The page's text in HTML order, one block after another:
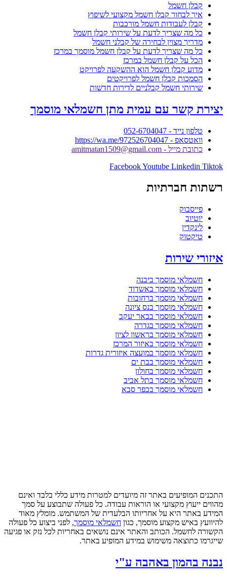
קבלן חשמל
איך לבחור קבלן חשמל מקצועי לשיפוץ
קבלן לעבודות חשמל מורכבות
כל מה שצריך לדעת על שירותי קבלן חשמל
מדריך מצוין לבחירה של קבלני חשמל
כל מה שצריך לדעת על קבלן חשמל מוסמך במרכז
הכל על קבלן חשמל במרכז
מדוע קבלן חשמל הוא ההשקעה לפרויקט
הסמכות קבלן חשמל לפרויקטים
שירותי חשמל קבלניים לדירות חדשות
יצירת קשר עם עמית מתן חשמלאי מוסמך
טלפון נייד - 052-6704047
וואטסאפ - https://wa.me/972526704047
כתובת מייל - amitmatan1509@gmail.com
FacebookYoutube Linkedin Tiktok
רשתות חברתיות
פייסבוק
יוטיוב
לינקדין
טיקטוק
איזורי שירות
חשמלאי מוסמך ביבנה
חשמלאי מוסמך באשדוד
חשמלאי מוסמך ברחובות
חשמלאי מוסמך בנס ציונה
חשמלאי מוסמך בבאר יעקב
חשמלאי מוסמך בגדרה
חשמלאי מוסמך בראשון לציון
חשמלאי מוסמך באיזור המרכז
חשמלאי מוסמך במועצה איזורית גדרות
חשמלאי מוסמך בבת ים
חשמלאי מוסמך בחולון
חשמלאי מוסמך בתל אביב
חשמלאי מוסמך בכפר סבא
התכנים המופיעים באתר זה מיועדים למטרות מידע כללי בלבד ואינם
מהווים ייעוץ מקצועי או הוראות עבודה. כל פעולה שתבוצע על סמך
המידע באתר היא על אחריותו הבלעדית של המשתמש. מומלץ מאוד
להיוועץ באיש מקצוע מוסמך, כגון חשמלאי מוסמך, לפני ביצוע כל פעולה
הקשורה לחשמל. הכותב והאתר אינם נושאים באחריות לכל נזק או פגיעה
שייגרמו כתוצאה משימוש במידע המופיע באתר.
נבנה בהמון באהבה ע"י